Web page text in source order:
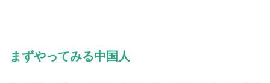
まずやってみる中国人